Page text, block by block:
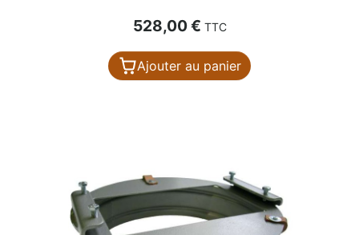
Prix
528,00 € TTC
Ajouter au panier